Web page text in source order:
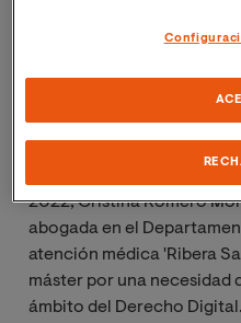
Cristina Martínez Garay,
2022, Cristina Romero
abogada en el
atención médica 'Ribera
máster por una necesidad
ámbito del Derecho Digital.